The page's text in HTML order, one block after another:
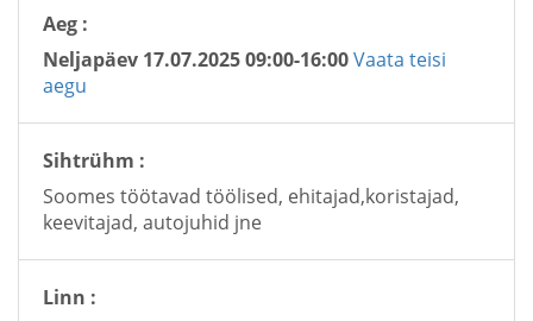
Aeg :
Neljapäev 17.07.2025 09:00-16:00Vaata teisi
aegu
Sihtrühm :
Soomes töötavad töölised, ehitajad,koristajad,
keevitajad, autojuhid jne
Linn :